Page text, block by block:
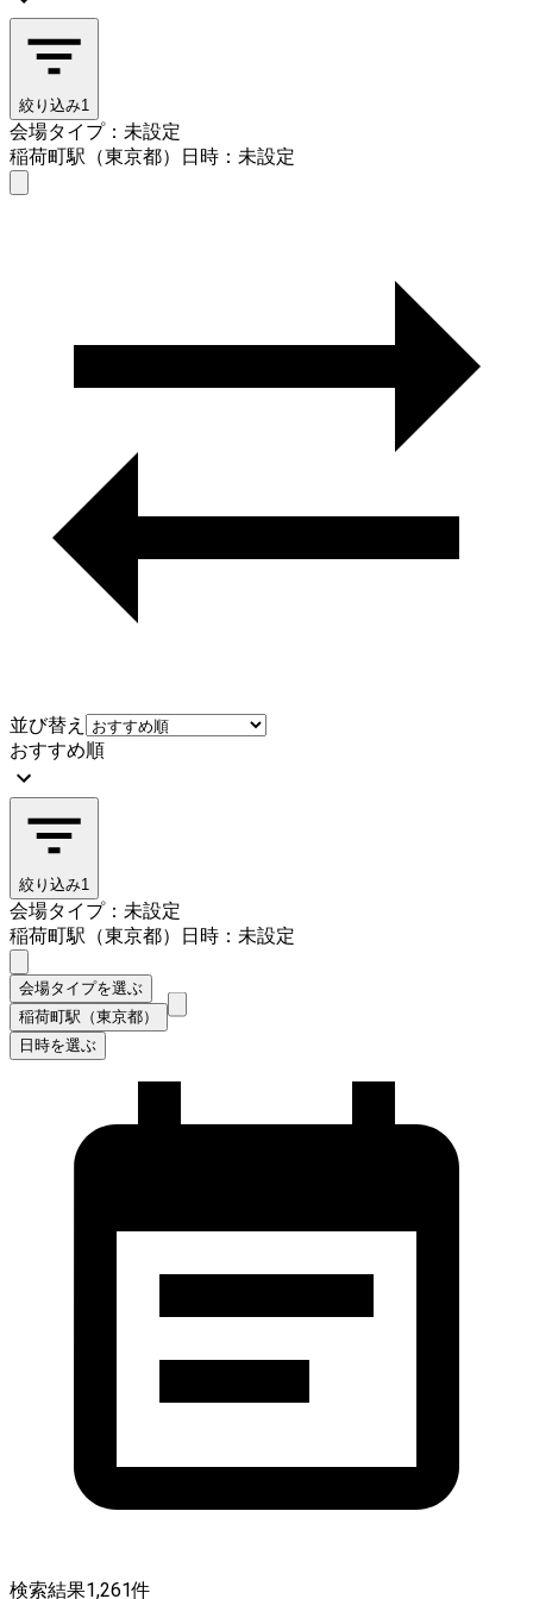
絞り込み1
会場タイプ：未設定
稲荷町駅（東京都）
日時：未設定
並び替え
おすすめ順
絞り込み1
会場タイプ：未設定
稲荷町駅（東京都）
日時：未設定
会場タイプを選ぶ
稲荷町駅（東京都）
日時を選ぶ
検索結果1,261件